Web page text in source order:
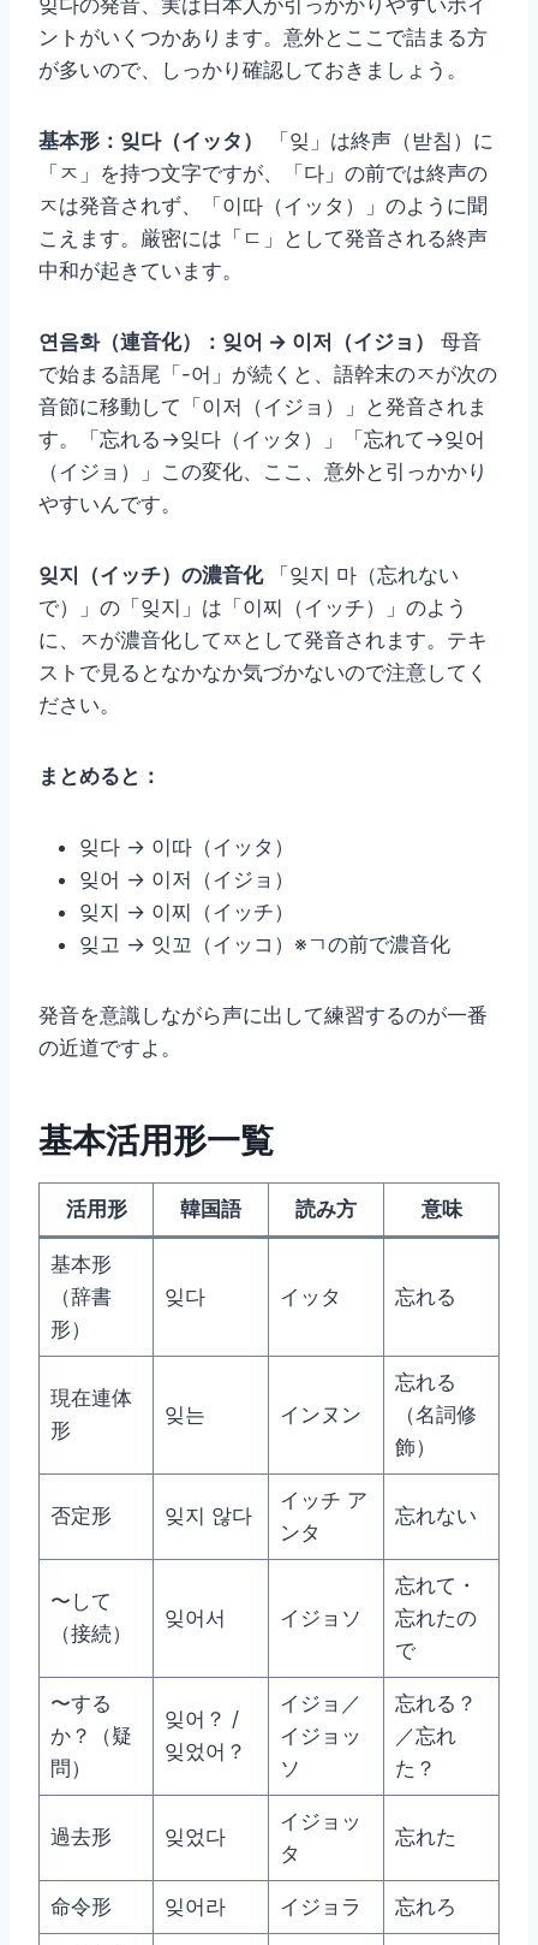
ントがいくつかあります。意外とここで詰まる方
が多いので、しっかり確認しておきましょう。
基本形：잊다（イッタ）
「잊」は終声（받침）に
「ㅈ」を持つ文字ですが、「다」の前では終声の
ㅈは発音されず、「이따（イッタ）」のように聞
こえます。厳密には「ㄷ」として発音される終声
中和が起きています。
연음화（連音化）：잊어 → 이저（イジョ）
母音
で始まる語尾「-어」が続くと、語幹末のㅈが次の
音節に移動して「이저（イジョ）」と発音されま
す。「忘れる→잊다（イッタ）」「忘れて→잊어
（イジョ）」この変化、ここ、意外と引っかかり
やすいんです。
잊지（イッチ）の濃音化「잊지 마（忘れない
で）」の「잊지」は「이찌（イッチ）」のよう
に、ㅈが濃音化してㅉとして発音されます。テキ
ストで見るとなかなか気づかないので注意してく
ださい。
まとめると：
잊다 → 이따（イッタ）
잊어 → 이저（イジョ）
잊지 → 이찌（イッチ）
잊고 → 잇꼬（イッコ）※ㄱの前で濃音化
発音を意識しながら声に出して練習するのが一番
の近道ですよ。
基本活用形一覧
活用形 韓国語 読み方 意味
基本形
（辞書
形）
잊다 イッタ 忘れる
現在連体
形
잊는 インヌン
忘れる
（名詞修
飾）
否定形 잊지 않다
イッチ ア
ンタ
忘れない
〜して
（接続）
잊어서 イジョソ
忘れて・
忘れたの
で
〜する
か？（疑
問）
잊어？ /
잊었어？
イジョ／
イジョッ
ソ
忘れる？
／忘れ
た？
過去形 잊었다
イジョッ
タ
忘れた
命令形 잊어라 イジョラ 忘れろ